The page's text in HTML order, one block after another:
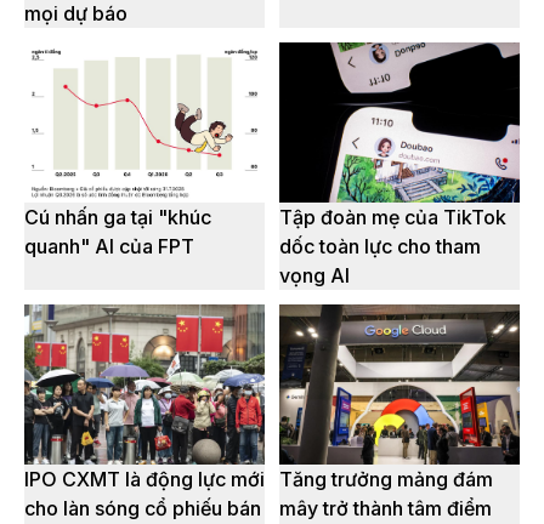
mọi dự báo
Cú nhấn ga tại "khúc
quanh" AI của FPT
Tập đoàn mẹ của TikTok
dốc toàn lực cho tham
vọng AI
IPO CXMT là động lực mới
cho làn sóng cổ phiếu bán
Tăng trưởng mảng đám
mây trở thành tâm điểm